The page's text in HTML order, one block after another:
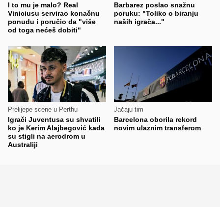
I to mu je malo? Real
Viniciusu servirao konačnu
ponudu i poručio da "više
od toga nećeš dobiti"
Barbarez poslao snažnu
poruku: "Toliko o biranju
naših igrača..."
Prelijepe scene u Perthu
Igrači Juventusa su shvatili
ko je Kerim Alajbegović kada
su stigli na aerodrom u
Australiji
Jačaju tim
Barcelona oborila rekord
novim ulaznim transferom